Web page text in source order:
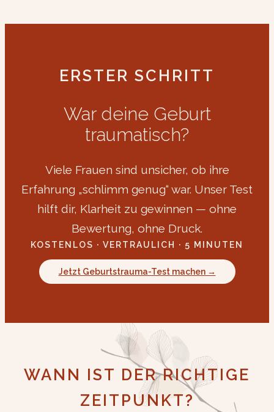
ERSTER SCHRITT
War deine Geburt
traumatisch?
Viele Frauen sind unsicher, ob ihre
Erfahrung „schlimm genug“ war. Unser Test
hilft dir, Klarheit zu gewinnen — ohne
Bewertung, ohne Druck.
KOSTENLOS · VERTRAULICH · 5 MINUTEN
Jetzt Geburtstrauma-Test machen →
WANN IST DER RICHTIGE
ZEITPUNKT?